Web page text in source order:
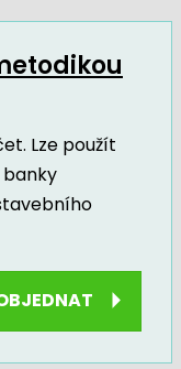
Lze použít